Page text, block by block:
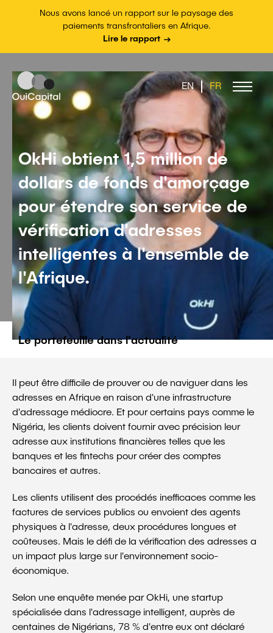
Nous avons lancé un rapport sur le paysage des
paiements transfrontaliers en Afrique.
Lire le rapport
EN FR
OkHi obtient 1,5 million de
dollars de fonds d'amorçage
pour étendre son service de
vérification d'adresses
intelligentes à l'ensemble de
l'Afrique.
Le portefeuille dans l'actualité
Il peut être difficile de prouver ou de naviguer dans les
adresses en Afrique en raison d'une infrastructure
d'adressage médiocre. Et pour certains pays comme le
Nigéria, les clients doivent fournir avec précision leur
adresse aux institutions financières telles que les
banques et les fintechs pour créer des comptes
bancaires et autres.
Les clients utilisent des procédés inefficaces comme les
factures de services publics ou envoient des agents
physiques à l'adresse, deux procédures longues et
coûteuses. Mais le défi de la vérification des adresses a
un impact plus large sur l'environnement socio-
économique.
Selon une enquête menée par OkHi, une startup
spécialisée dans l'adressage intelligent, auprès de
centaines de Nigérians, 78 % d'entre eux ont déclaré